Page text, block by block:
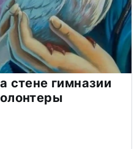
стене гимназии